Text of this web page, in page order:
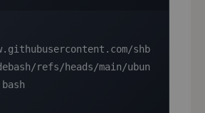
shb
refs/heads/main/ubun